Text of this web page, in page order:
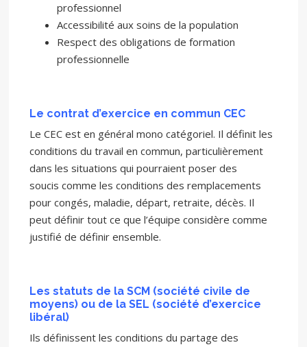
professionnel
Accessibilité aux soins de la population
Respect des obligations de formation
professionnelle
Le contrat d’exercice en commun CEC
Le CEC est en général mono catégoriel. Il définit les
conditions du travail en commun, particulièrement
dans les situations qui pourraient poser des
soucis comme les conditions des remplacements
pour congés, maladie, départ, retraite, décès. Il
peut définir tout ce que l’équipe considère comme
justifié de définir ensemble.
Les statuts de la SCM (société civile de
moyens) ou de la SEL (société d’exercice
libéral)
Ils définissent les conditions du partage des